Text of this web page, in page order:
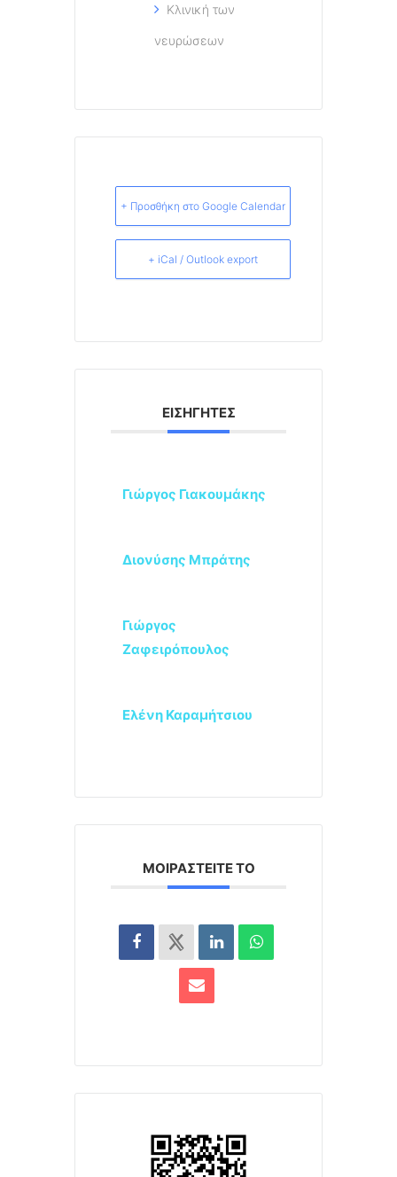
Κλινική των
νευρώσεων
+ Προσθήκη στο Google Calendar
+ iCal / Outlook export
ΕΙΣΗΓΗΤΈΣ
Γιώργος Γιακουμάκης
Διονύσης Μπράτης
Γιώργος
Ζαφειρόπουλος
Ελένη Καραμήτσιου
ΜΟΙΡΑΣΤΕΊΤΕ ΤΟ